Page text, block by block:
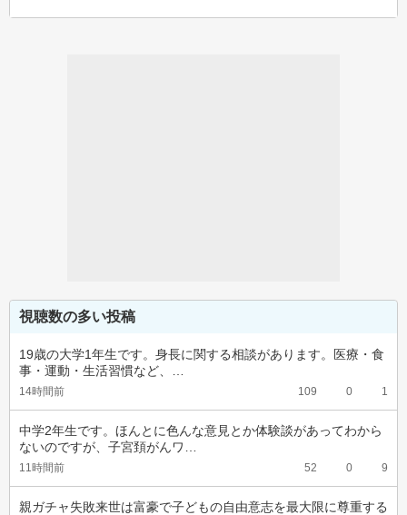
視聴数の多い投稿
19歳の大学1年生です。身長に関する相談があります。医療・食
事・運動・生活習慣など、…
14時間前 109 0 1
中学2年生です。ほんとに色んな意見とか体験談があってわから
ないのですが、子宮頚がんワ…
11時間前 52 0 9
親ガチャ失敗来世は富豪で子どもの自由意志を最大限に尊重する